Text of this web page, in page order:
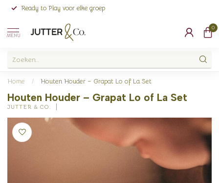
Ready to Play voor elke groep
MENU
0
Home / Houten Houder – Grapat Lo of La Set
Houten Houder – Grapat Lo of La Set
JUTTER & CO.